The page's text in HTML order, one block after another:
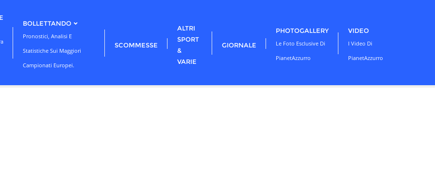
BOLLETTANDO
Pronostici, Analisi E
Statistiche Sui Maggiori
Campionati Europei.
SCOMMESSE
ALTRI
SPORT
&
VARIE
GIORNALE
PHOTOGALLERY
Le Foto Esclusive Di
PianetAzzurro
VIDEO
I Video Di
PianetAzzurro